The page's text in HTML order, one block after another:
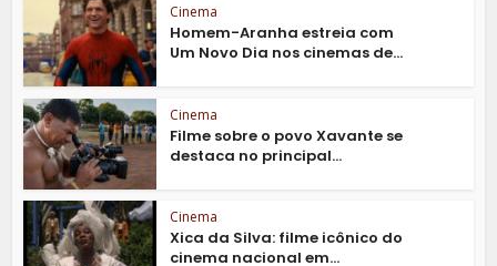
Cinema
Homem-Aranha estreia com
Um Novo Dia nos cinemas de...
Cinema
Filme sobre o povo Xavante se
destaca no principal...
Cinema
Xica da Silva: filme icônico do
cinema nacional em...